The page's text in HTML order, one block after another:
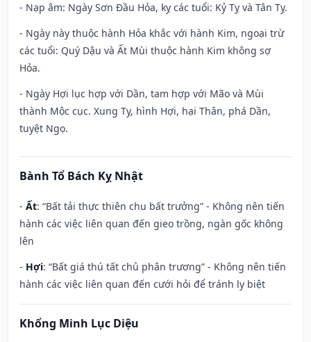
- Nạp âm: Ngày Sơn Đầu Hỏa, kỵ các tuổi: Kỷ Tỵ và Tân Tỵ.
- Ngày này thuộc hành Hỏa khắc với hành Kim, ngoại trừ
các tuổi: Quý Dậu và Ất Mùi thuộc hành Kim không sợ
Hỏa.
- Ngày Hợi lục hợp với Dần, tam hợp với Mão và Mùi
thành Mộc cục. Xung Tỵ, hình Hợi, hại Thân, phá Dần,
tuyệt Ngọ.
Bành Tổ Bách Kỵ Nhật
- Ất: “Bất tải thực thiên chu bất trưởng” - Không nên tiến
hành các việc liên quan đến gieo trồng, ngàn gốc không
lên
- Hợi: “Bất giá thú tất chủ phân trương” - Không nên tiến
hành các việc liên quan đến cưới hỏi để tránh ly biệt
Khổng Minh Lục Diệu